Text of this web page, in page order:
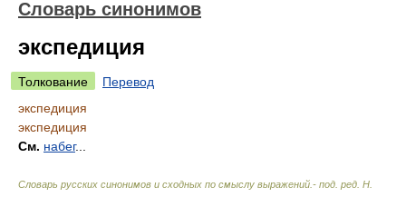
Словарь синонимов
экспедиция
Толкование
Перевод
экспедиция
экспедиция
См. набег...
Словарь русских синонимов и сходных по смыслу выражений.- под. ред. Н.